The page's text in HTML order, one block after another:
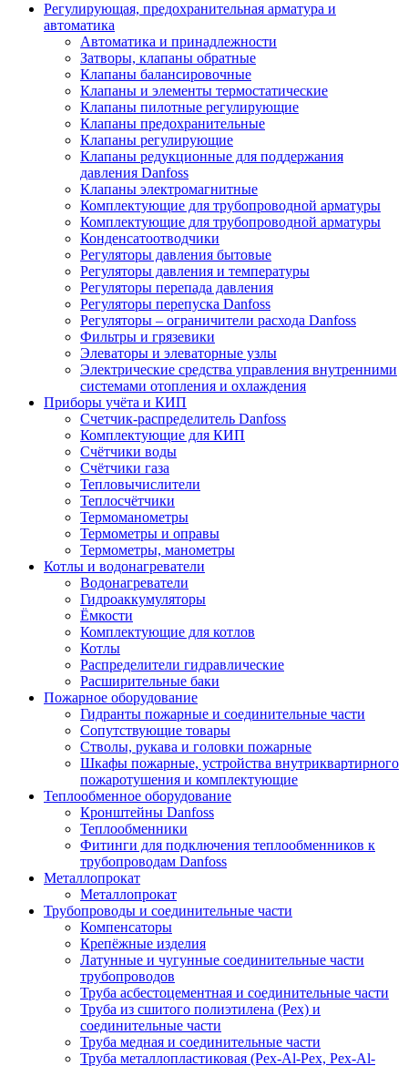
Регулирующая, предохранительная арматура и
автоматика
Автоматика и принадлежности
Затворы, клапаны обратные
Клапаны балансировочные
Клапаны и элементы термостатические
Клапаны пилотные регулирующие
Клапаны предохранительные
Клапаны регулирующие
Клапаны редукционные для поддержания
давления Danfoss
Клапаны электромагнитные
Комплектующие для трубопроводной арматуры
Комплектующие для трубопроводной арматуры
Конденсатоотводчики
Регуляторы давления бытовые
Регуляторы давления и температуры
Регуляторы перепада давления
Регуляторы перепуска Danfoss
Регуляторы – ограничители расхода Danfoss
Фильтры и грязевики
Элеваторы и элеваторные узлы
Электрические средства управления внутренними
системами отопления и охлаждения
Приборы учёта и КИП
Cчетчик-распределитель Danfoss
Комплектующие для КИП
Счётчики воды
Счётчики газа
Тепловычислители
Теплосчётчики
Термоманометры
Термометры и оправы
Термометры, манометры
Котлы и водонагреватели
Водонагреватели
Гидроаккумуляторы
Ёмкости
Комплектующие для котлов
Котлы
Распределители гидравлические
Расширительные баки
Пожарное оборудование
Гидранты пожарные и соединительные части
Сопутствующие товары
Стволы, рукава и головки пожарные
Шкафы пожарные, устройства внутриквартирного
пожаротушения и комплектующие
Теплообменное оборудование
Кронштейны Danfoss
Теплообменники
Фитинги для подключения теплообменников к
трубопроводам Danfoss
Металлопрокат
Металлопрокат
Трубопроводы и соединительные части
Компенсаторы
Крепёжные изделия
Латунные и чугунные соединительные части
трубопроводов
Труба асбестоцементная и соединительные части
Труба из сшитого полиэтилена (Pex) и
соединительные части
Труба медная и соединительные части
Труба металлопластиковая (Pex-Al-Pex, Pex-Al-